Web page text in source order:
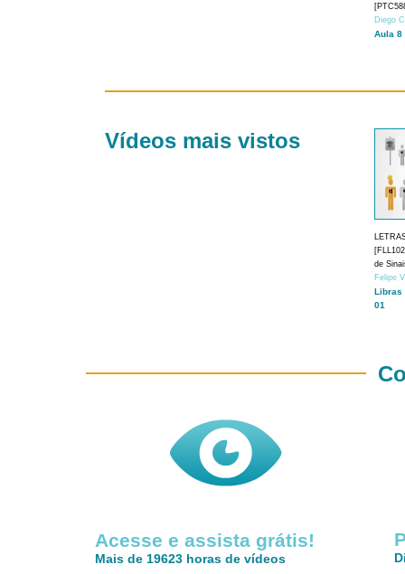
Diego
Aula 8
Vídeos mais vistos
de
Felipe
Libras
01
Acesse e assista grátis!
Mais de 19623 horas de vídeos